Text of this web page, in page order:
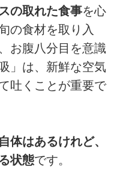
の取れた食事を心
の食材を取り入
お腹八分目を意識
」は、新鮮な空気
吐くことが重要で
体はあるけれど、
状態です。